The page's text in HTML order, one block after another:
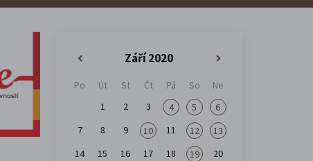
Září 2020
Po Út St Čt Pá So
Ne
1
2 3 4 5
6
7
8 9 10 11 12
13
14
15 16 17 18 19
20